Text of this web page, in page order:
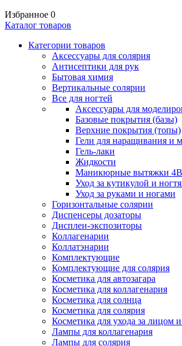
Избранное 0
Каталог товаров
Категории товаров
Аксессуары для солярия
Антисептики для рук
Бытовая химия
Вертикальные солярии
Все для ногтей
Аксессуары для
Базовые покрытия (базы)
Верхние покрытия (топы)
Гели для наращивания и
Гель-лаки
Жидкости
Маникюрные вытяжки
Уход за кутикулой и
Уход за руками и ногами
Горизонтальные солярии
Диспенсеры дозаторы
Дисплеи-экспозиторы
Коллагенарии
Коллатэнарии
Комплектующие
Комплектующие для солярия
Косметика для автозагара
Косметика для коллагенария
Косметика для солнца
Косметика для солярия
Косметика для ухода за лицом
Лампы для коллагенария
Лампы для солярия